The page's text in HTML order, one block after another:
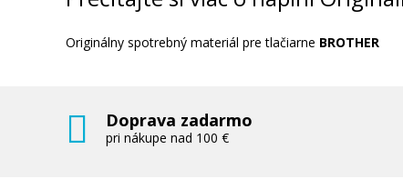
162,90 €
Originálny spotrebný materiál pre tlačiarne BROTHER
Doprava zadarmo
pri nákupe nad 100 €